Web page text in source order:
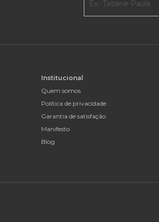
Institucional
Quem somos
Política de privacidade
Garantia de satisfação
Manifesto
Blog